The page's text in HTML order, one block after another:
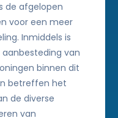
de afgelopen
voor een meer
Inmiddels is
van
binnen dit
betreffen het
de diverse
van